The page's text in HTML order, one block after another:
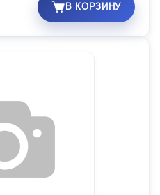
В КОРЗИНУ